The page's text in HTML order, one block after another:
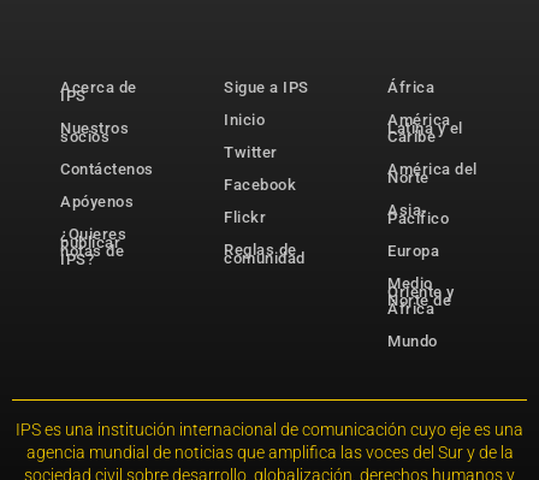
Acerca de
IPS
Nuestros
socios
Contáctenos
Apóyenos
¿Quieres
publicar
notas de
IPS?
Sigue a IPS
Inicio
Twitter
Facebook
Flickr
Reglas de
comunidad
África
América
Latina y el
Caribe
América del
Norte
Asia-
Pacífico
Europa
Medio
Oriente y
Norte de
África
Mundo
IPS es una institución internacional de comunicación cuyo eje es una
agencia mundial de noticias que amplifica las voces del Sur y de la
sociedad civil sobre desarrollo, globalización, derechos humanos y